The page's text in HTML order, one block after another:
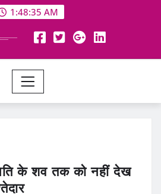
1:48:36 AM
के शव तक को नहीं देख